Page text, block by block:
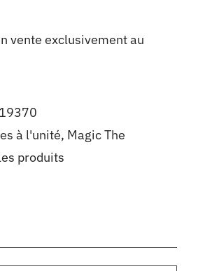
vente exclusivement au
à l'unité, Magic The
produits